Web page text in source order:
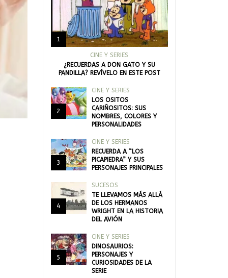
1
CINE Y SERIES
¿RECUERDAS A DON GATO Y SU
PANDILLA? REVÍVELO EN ESTE POST
2
CINE Y SERIES
LOS OSITOS
CARIÑOSITOS: SUS
NOMBRES, COLORES Y
PERSONALIDADES
3
CINE Y SERIES
RECUERDA A “LOS
PICAPIEDRA” Y SUS
PERSONAJES PRINCIPALES
4
SUCESOS
TE LLEVAMOS MÁS ALLÁ
DE LOS HERMANOS
WRIGHT EN LA HISTORIA
DEL AVIÓN
5
CINE Y SERIES
DINOSAURIOS:
PERSONAJES Y
CURIOSIDADES DE LA
SERIE